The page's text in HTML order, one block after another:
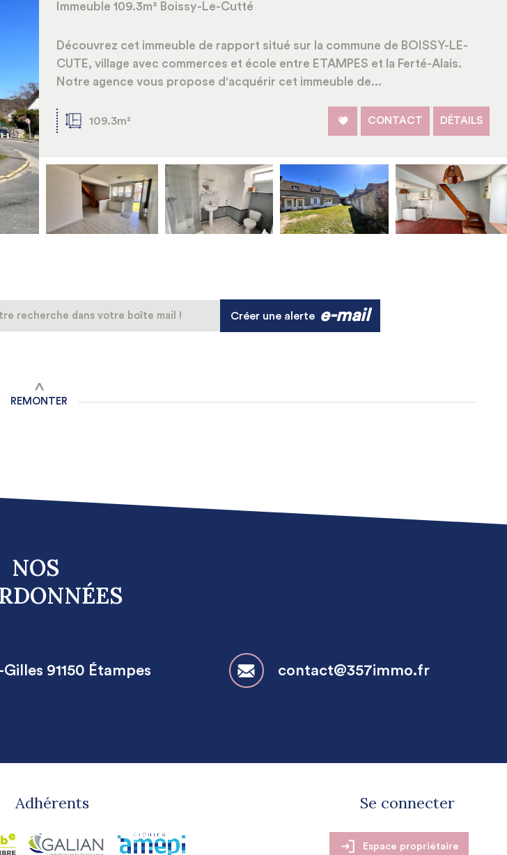
Immeuble 109.3m² Boissy-Le-Cutté
Découvrez cet immeuble de rapport situé sur la commune de BOISSY-LE-
CUTE, village avec commerces et école entre ETAMPES et la Ferté-Alais.
Notre agence vous propose d'acquérir cet immeuble de...
109.3m² CONTACT DÉTAILS
recherche dans votre boîte mail ! Créer une alerte e-mail
REMONTER
NOS
91150 Étampes contact@357immo.fr
Adhérents Se connecter
Espace propriétaire